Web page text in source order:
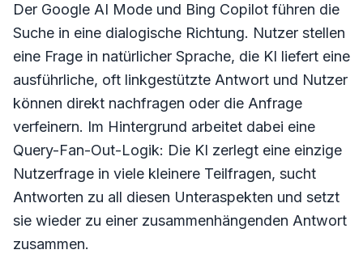
Der Google AI Mode und Bing Copilot führen die
Suche in eine dialogische Richtung. Nutzer stellen
eine Frage in natürlicher Sprache, die KI liefert eine
ausführliche, oft linkgestützte Antwort und Nutzer
können direkt nachfragen oder die Anfrage
verfeinern. Im Hintergrund arbeitet dabei eine
Query-Fan-Out-Logik: Die KI zerlegt eine einzige
Nutzerfrage in viele kleinere Teilfragen, sucht
Antworten zu all diesen Unteraspekten und setzt
sie wieder zu einer zusammenhängenden Antwort
zusammen.